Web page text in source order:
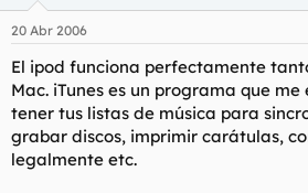
20 Abr 2006
El ipod funciona perfectamente
Mac. iTunes es un programa que
tener tus listas de música para
grabar discos, imprimir carátulas,
legalmente etc.